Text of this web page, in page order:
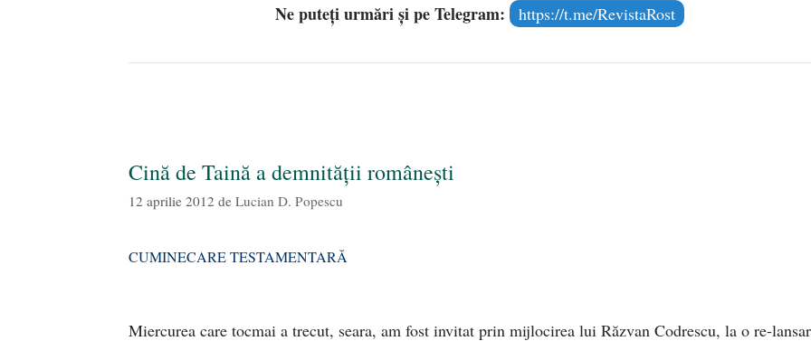
Ne puteți urmări și pe Telegram: https://t.me/RevistaRost
Cină de Taină a demnității românești
12 aprilie 2012 de Lucian D. Popescu
CUMINECARE TESTAMENTARĂ
Miercurea care tocmai a trecut, seara, am fost invitat prin mijlocirea lui Răzvan Codrescu, la o re-